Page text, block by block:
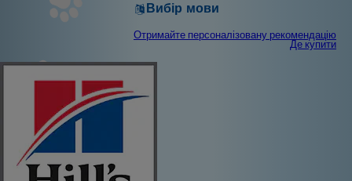
Вибір мови
Отримайте персоналізовану рекомендацію
Де купити